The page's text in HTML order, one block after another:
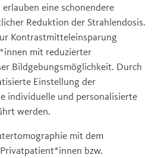
eine schonendere
Reduktion der Strahlendosis.
Kontrastmitteleinsparung
mit reduzierter
Bildgebungsmöglichkeit. Durch
Einstellung der
individuelle und personalisierte
werden.
mit dem
bzw.